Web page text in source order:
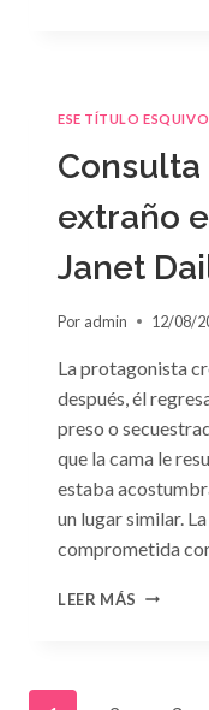
ESE TÍTULO ESQUIVO
Consulta
extraño
Janet
Por admin 12/08/
La protagonista
después, él
preso o
que la cama le
estaba
un lugar similar.
comprometida
LEER MÁS